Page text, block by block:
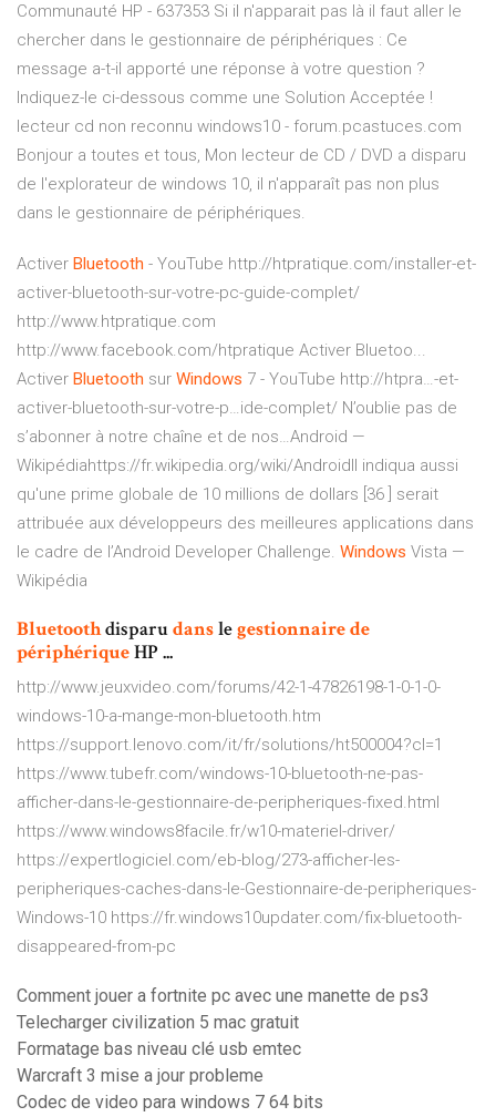
Communauté HP - 637353 Si il n'apparait pas là il faut aller le
chercher dans le gestionnaire de périphériques : Ce
message a-t-il apporté une réponse à votre question ?
Indiquez-le ci-dessous comme une Solution Acceptée !
lecteur cd non reconnu windows10 - forum.pcastuces.com
Bonjour a toutes et tous, Mon lecteur de CD / DVD a disparu
de l'explorateur de windows 10, il n'apparaît pas non plus
dans le gestionnaire de périphériques.
Activer Bluetooth - YouTube http://htpratique.com/installer-et-
activer-bluetooth-sur-votre-pc-guide-complet/
http://www.htpratique.com
http://www.facebook.com/htpratique Activer Bluetoo...
Activer Bluetooth sur Windows 7 - YouTube http://htpra…-et-
activer-bluetooth-sur-votre-p…ide-complet/ N’oublie pas de
s’abonner à notre chaîne et de nos…Android —
Wikipédiahttps://fr.wikipedia.org/wiki/AndroidIl indiqua aussi
qu'une prime globale de 10 millions de dollars [36 ] serait
attribuée aux développeurs des meilleures applications dans
le cadre de l’Android Developer Challenge. Windows Vista —
Wikipédia
Bluetoothdisparudanslegestionnairede
périphériqueHP ...
http://www.jeuxvideo.com/forums/42-1-47826198-1-0-1-0-
windows-10-a-mange-mon-bluetooth.htm
https://support.lenovo.com/it/fr/solutions/ht500004?cl=1
https://www.tubefr.com/windows-10-bluetooth-ne-pas-
afficher-dans-le-gestionnaire-de-peripheriques-fixed.html
https://www.windows8facile.fr/w10-materiel-driver/
https://expertlogiciel.com/eb-blog/273-afficher-les-
peripheriques-caches-dans-le-Gestionnaire-de-peripheriques-
Windows-10 https://fr.windows10updater.com/fix-bluetooth-
disappeared-from-pc
Comment jouer a fortnite pc avec une manette de ps3
Telecharger civilization 5 mac gratuit
Formatage bas niveau clé usb emtec
Warcraft 3 mise a jour probleme
Codec de video para windows 7 64 bits